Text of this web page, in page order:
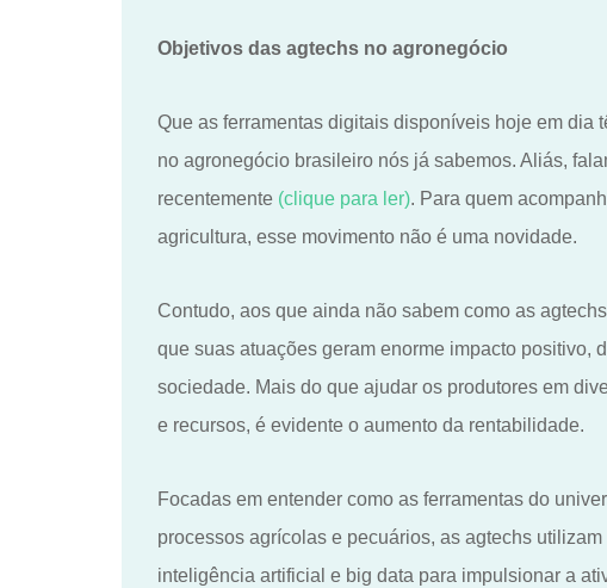
Objetivos das agtechs no agronegócio
Que as ferramentas digitais disponíveis hoje em dia
no agronegócio brasileiro nós já sabemos. Aliás,
recentemente (clique para ler). Para quem
agricultura, esse movimento não é uma novidade.
Contudo, aos que ainda não sabem como as
que suas atuações geram enorme impacto positivo,
sociedade. Mais do que ajudar os produtores em
e recursos, é evidente o aumento da rentabilidade.
Focadas em entender como as ferramentas do
processos agrícolas e pecuários, as agtechs
inteligência artificial e big data para impulsionar a